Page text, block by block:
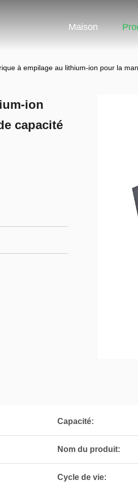
Maison
à empilage au lithium-ion pour la
ion
capacité
Capacité:
Nom du produit:
Cycle de vie: